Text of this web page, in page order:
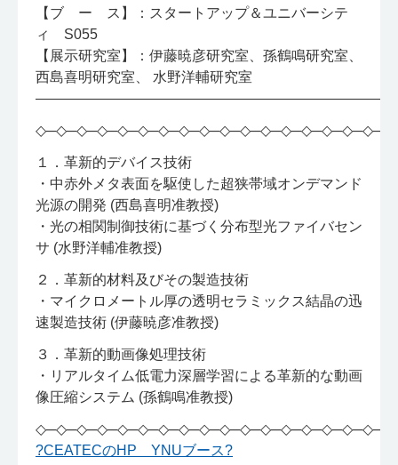
【ブ ー ス】：スタートアップ＆ユニバーシテ
ィ S055
【展示研究室】：伊藤暁彦研究室、孫鶴鳴研究室、
西島喜明研究室、 水野洋輔研究室
１．革新的デバイス技術
・中赤外メタ表面を駆使した超狭帯域オンデマンド
光源の開発 (西島喜明准教授)
・光の相関制御技術に基づく分布型光ファイバセン
サ (水野洋輔准教授)
２．革新的材料及びその製造技術
・マイクロメートル厚の透明セラミックス結晶の迅
速製造技術 (伊藤暁彦准教授)
３．革新的動画像処理技術
・リアルタイム低電力深層学習による革新的な動画
像圧縮システム (孫鶴鳴准教授)
?CEATECのHP YNUブース?